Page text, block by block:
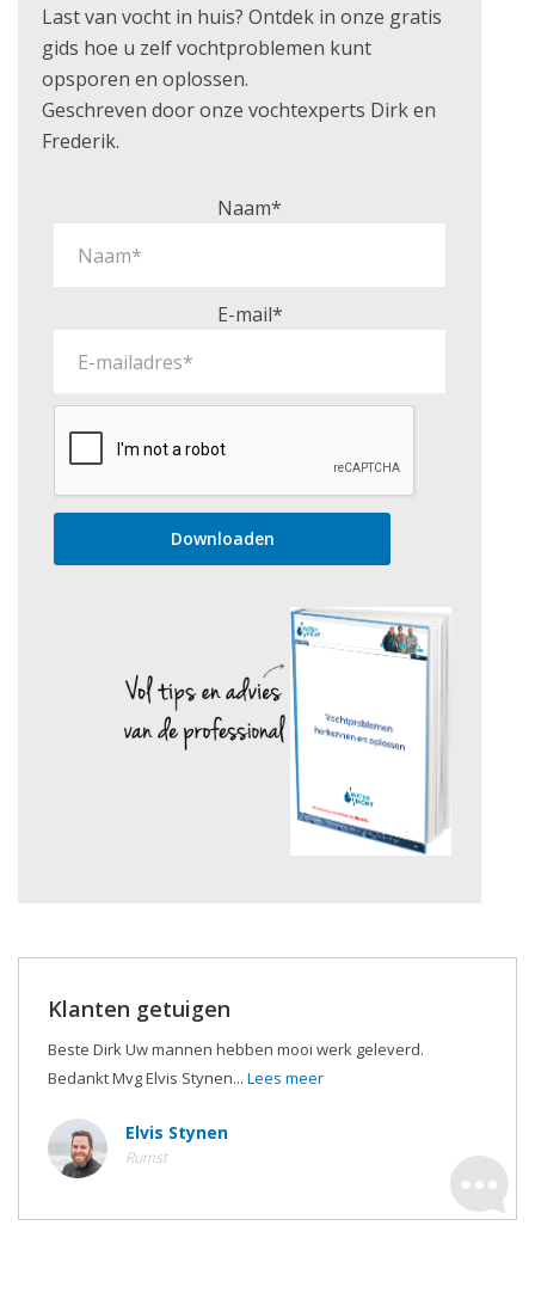
Last van vocht in huis? Ontdek in onze gratis
gids hoe u zelf vochtproblemen kunt
opsporen en oplossen.
Geschreven door onze vochtexperts Dirk en
Frederik.
Naam*
E-mail*
Klanten getuigen
Beste Dirk Uw mannen hebben mooi werk geleverd.
Bedankt Mvg Elvis Stynen... Lees meer
Elvis Stynen
Rumst